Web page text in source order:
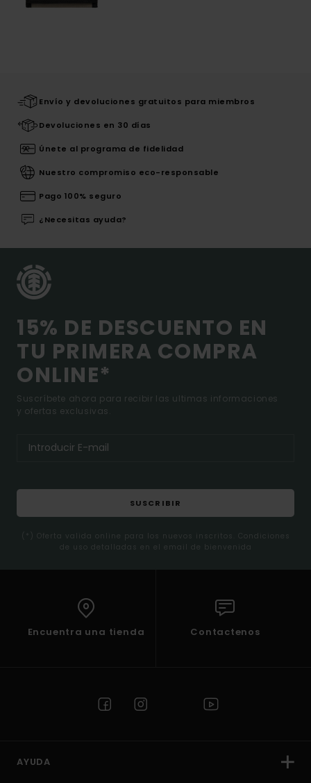
Envío y devoluciones gratuitos para miembros
Devoluciones en 30 días
Únete al programa de fidelidad
Nuestro compromiso eco-responsable
Pago 100% seguro
¿Necesitas ayuda?
15% DE DESCUENTO EN
TU PRIMERA COMPRA
ONLINE*
Suscríbete ahora para recibir las ultimas informaciones
y ofertas exclusivas.
SUSCRIBIR
(*) Oferta valida online para los nuevos inscritos. Condiciones
de uso detalladas en el email de bienvenida
Encuentra una tienda Contactenos
AYUDA